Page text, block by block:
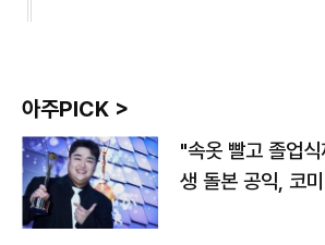
아주PICK >
"속옷 빨고 졸업
생 돌본 공익, 코